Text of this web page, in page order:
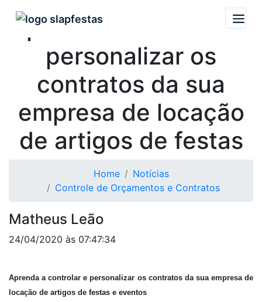
Aprenda a controlar e
personalizar os
contratos da sua
empresa de locação
de artigos de festas
Home
Notícias
Controle de Orçamentos e Contratos
Matheus Leão
24/04/2020 às 07:47:34
Aprenda a controlar e personalizar os contratos da sua empresa de
locação de artigos de festas e eventos